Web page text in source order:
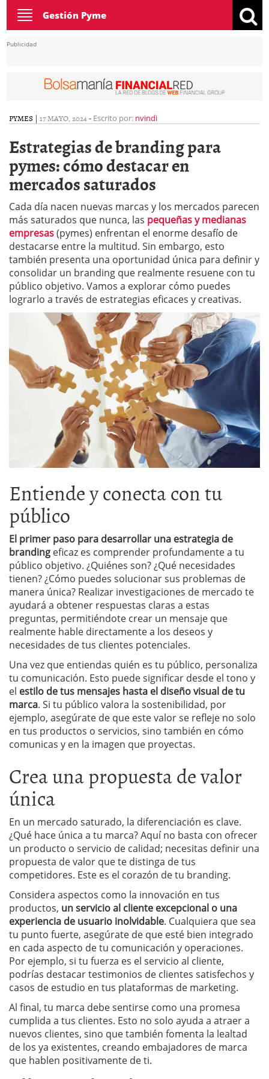
Toggle
navigation
Gestión Pyme
Publicidad
PYMES | 17 MAYO, 2024- Escrito por: nvindi
Estrategias de branding para
pymes: cómo destacar en
mercados saturados
Cada día nacen nuevas marcas y los mercados parecen
más saturados que nunca, las pequeñas y medianas
empresas(pymes) enfrentan el enorme desafío de
destacarse entre la multitud. Sin embargo, esto
también presenta una oportunidad única para definir y
consolidar un branding que realmente resuene con tu
público objetivo. Vamos a explorar cómo puedes
lograrlo a través de estrategias eficaces y creativas.
Entiende y conecta con tu
público
El primer paso para desarrollar una estrategia de
branding eficaz es comprender profundamente a tu
público objetivo. ¿Quiénes son? ¿Qué necesidades
tienen? ¿Cómo puedes solucionar sus problemas de
manera única? Realizar investigaciones de mercado te
ayudará a obtener respuestas claras a estas
preguntas, permitiéndote crear un mensaje que
realmente hable directamente a los deseos y
necesidades de tus clientes potenciales.
Una vez que entiendas quién es tu público, personaliza
tu comunicación. Esto puede significar desde el tono y
el estilo de tus mensajes hasta el diseño visual de tu
marca. Si tu público valora la sostenibilidad, por
ejemplo, asegúrate de que este valor se refleje no solo
en tus productos o servicios, sino también en cómo
comunicas y en la imagen que proyectas.
Crea una propuesta de valor
única
En un mercado saturado, la diferenciación es clave.
¿Qué hace única a tu marca? Aquí no basta con ofrecer
un producto o servicio de calidad; necesitas definir una
propuesta de valor que te distinga de tus
competidores. Este es el corazón de tu branding.
Considera aspectos como la innovación en tus
productos, un servicio al cliente excepcional o una
experiencia de usuario inolvidable. Cualquiera que sea
tu punto fuerte, asegúrate de que esté bien integrado
en cada aspecto de tu comunicación y operaciones.
Por ejemplo, si tu fuerza es el servicio al cliente,
podrías destacar testimonios de clientes satisfechos y
casos de estudio en tus plataformas de marketing.
Al final, tu marca debe sentirse como una promesa
cumplida a tus clientes. Esto no solo ayuda a atraer a
nuevos clientes, sino que también fomenta la lealtad
de los ya existentes, creando embajadores de marca
que hablen positivamente de ti.